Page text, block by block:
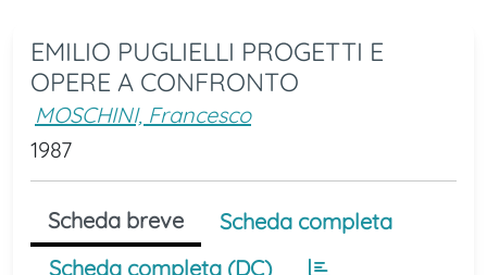
EMILIO PUGLIELLI PROGETTI E
OPERE A CONFRONTO
MOSCHINI, Francesco
1987
Scheda breve
Scheda completa
Scheda completa (DC)